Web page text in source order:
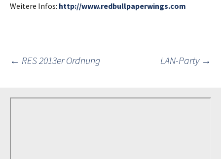
Weitere Infos: http://www.redbullpaperwings.com
Post
navigation
← RES 2013er Ordnung LAN-Party →